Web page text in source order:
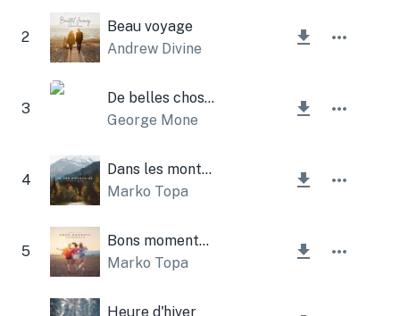
2
Beau voyage
Andrew Divine
3
De belles choses
George Mone
4
Dans les montagnes
Marko Topa
5
Bons moments instrumentaux
Marko Topa
Heure d'hiver